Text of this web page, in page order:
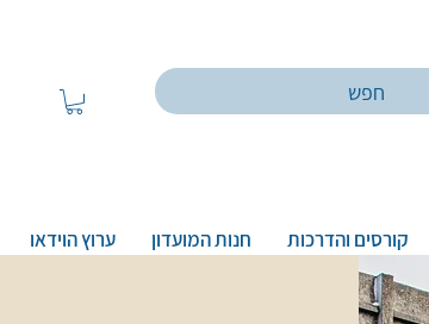
קורסים והדרכות חנות המועדון ערוץ הוידאו